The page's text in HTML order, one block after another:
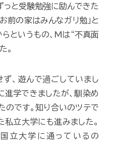
っと受験勉強に励んできた
前の家はみんなガリ勉」と
というもの、Mは“不真面
。
、遊んで過ごしていまし
進学できましたが、馴染め
のです。知り合いのツテで
私立大学にも進みました。
国立大学に通っているの